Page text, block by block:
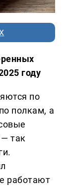
году
по
полкам, а
так
работают